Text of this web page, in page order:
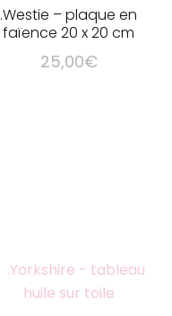
.Westie – plaque en
faïence 20 x 20 cm
25,00€